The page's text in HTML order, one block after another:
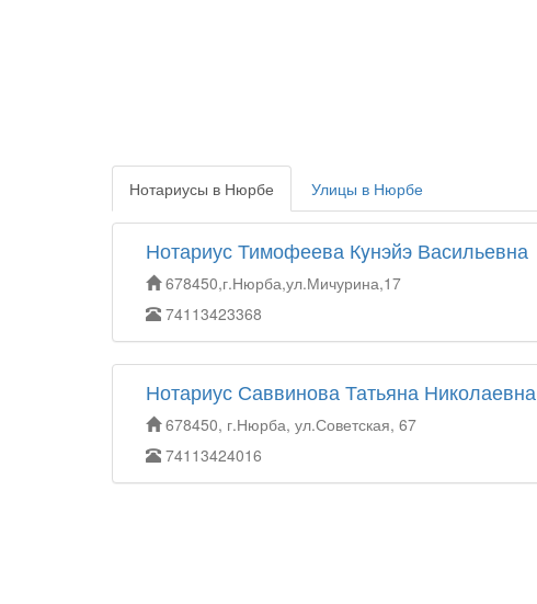
Нотариусы в Нюрбе Улицы в Нюрбе
Нотариус Тимофеева Кyнэйэ Васильевна
678450,г.Нюрба,ул.Мичурина,17
74113423368
Нотариус Саввинова Татьяна Николаевна
678450, г.Нюрба, ул.Советская, 67
74113424016